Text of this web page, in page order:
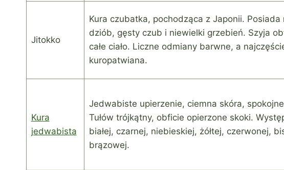
Jitokko
Kura czubatka, pochodząca z Japonii. Posiada
dziób, gęsty czub i niewielki grzebień. Szyja
całe ciało. Liczne odmiany barwne, a
kuropatwiana.
Kura
jedwabista
Jedwabiste upierzenie, ciemna skóra,
Tułów trójkątny, obficie opierzone skoki.
białej, czarnej, niebieskiej, żółtej, czerwonej,
brązowej.